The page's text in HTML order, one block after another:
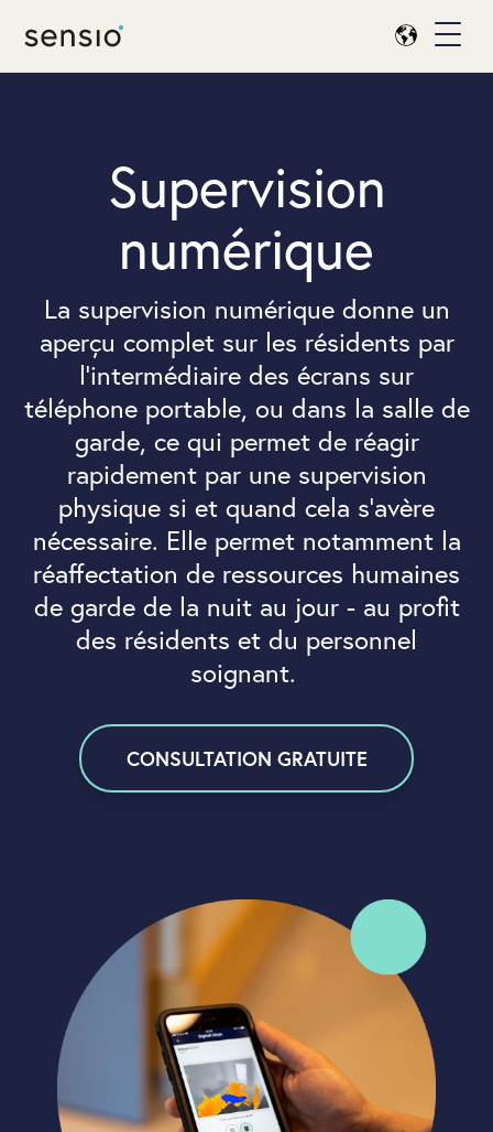
Supervision
numérique
La supervision numérique donne un
aperçu complet sur les résidents par
l’intermédiaire des écrans sur
téléphone portable, ou dans la salle de
garde, ce qui permet de réagir
rapidement par une supervision
physique si et quand cela s’avère
nécessaire. Elle permet notamment la
réaffectation de ressources humaines
de garde de la nuit au jour - au profit
des résidents et du personnel
soignant.
CONSULTATION GRATUITE